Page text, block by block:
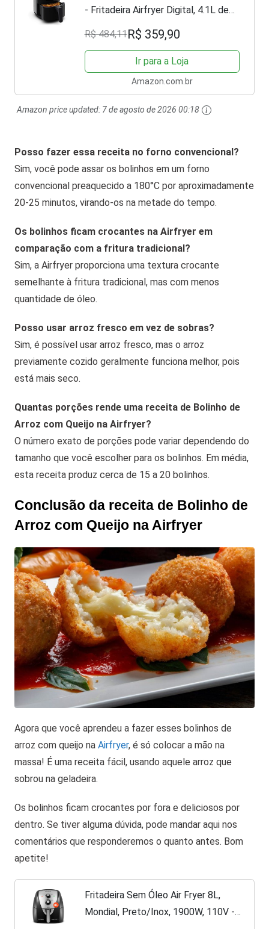
- Fritadeira Airfryer Digital, 4.1L de
capacidade, 127V, 1400W, Preta
R$ 484,11R$ 359,90
Ir para a Loja
Amazon.com.br
Amazon price updated: 7 de agosto de 2026 00:18
Posso fazer essa receita no forno convencional?
Sim, você pode assar os bolinhos em um forno
convencional preaquecido a 180°C por aproximadamente
20-25 minutos, virando-os na metade do tempo.
Os bolinhos ficam crocantes na Airfryer em
comparação com a fritura tradicional?
Sim, a Airfryer proporciona uma textura crocante
semelhante à fritura tradicional, mas com menos
quantidade de óleo.
Posso usar arroz fresco em vez de sobras?
Sim, é possível usar arroz fresco, mas o arroz
previamente cozido geralmente funciona melhor, pois
está mais seco.
Quantas porções rende uma receita de Bolinho de
Arroz com Queijo na Airfryer?
O número exato de porções pode variar dependendo do
tamanho que você escolher para os bolinhos. Em média,
esta receita produz cerca de 15 a 20 bolinhos.
Conclusão da receita de Bolinho de
Arroz com Queijo na Airfryer
Agora que você aprendeu a fazer esses bolinhos de
arroz com queijo na Airfryer, é só colocar a mão na
massa! É uma receita fácil, usando aquele arroz que
sobrou na geladeira.
Os bolinhos ficam crocantes por fora e deliciosos por
dentro. Se tiver alguma dúvida, pode mandar aqui nos
comentários que responderemos o quanto antes. Bom
apetite!
Fritadeira Sem Óleo Air Fryer 8L,
Mondial, Preto/Inox, 1900W, 110V -